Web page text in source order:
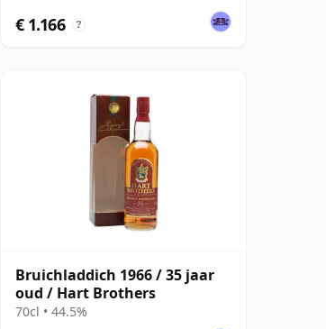
€ 1.166 ?
Bruichladdich 1966 / 35 jaar
oud / Hart Brothers
70cl • 44.5%